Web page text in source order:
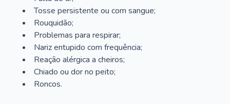
Tosse persistente ou com sangue;
Rouquidão;
Problemas para respirar;
Nariz entupido com frequência;
Reação alérgica a cheiros;
Chiado ou dor no peito;
Roncos.